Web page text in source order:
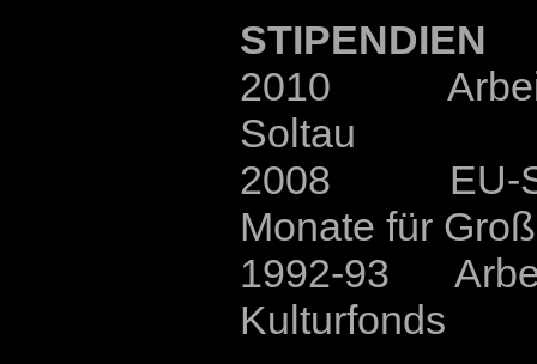
STIPENDIEN
2010
Soltau
2008 EU-
Monate für
1992-93
Kulturfonds